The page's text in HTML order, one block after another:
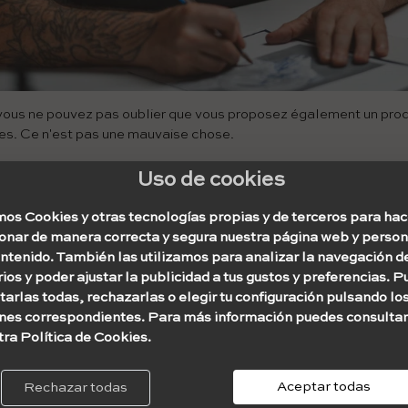
ne pouvez pas oublier que vous proposez également un
Ce n'est pas une mauvaise chose.
de cette façon est une incitation à chercher quelque chose
pas été fait auparavant, et à prendre les styles que vous
à s'améliorer jusqu'à ce que vous puissiez détecter les
pour cela consiste à vous poser des questions telles que :
le plus et pourquoi ? Quelle est la chose la plus
tatouer avec des encres noires ou de couleur ?
Uso de cookies
Cookies y otras tecnologías propias y de terceros para
de manera correcta y segura nuestra página web y
También las utilizamos para analizar la navegación
y poder ajustar la publicidad a tus gustos y preferencias.
todas, rechazarlas o elegir tu configuración pulsando
correspondientes. Para más información puedes consultar
Política de Cookies.
Rechazar todas Aceptar todas